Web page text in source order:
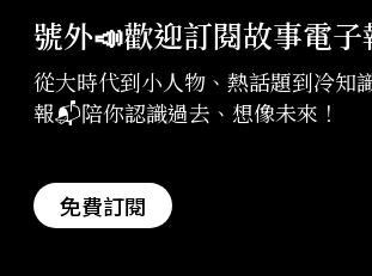
路上的村莊，十室九空了，幾條
巴，在村口繞來繞去也找不到食物
牲畜卻吃起自己主人的餓殍」、「
都浮腫起來，鼻孔與眼角發黑，起
花』的野草中毒而腫起來」、「在
號外📣歡迎訂閱故事電子
從大時代到小人物、熱話題到冷知
報📬陪你認識過去、想像未來！
免費訂閱